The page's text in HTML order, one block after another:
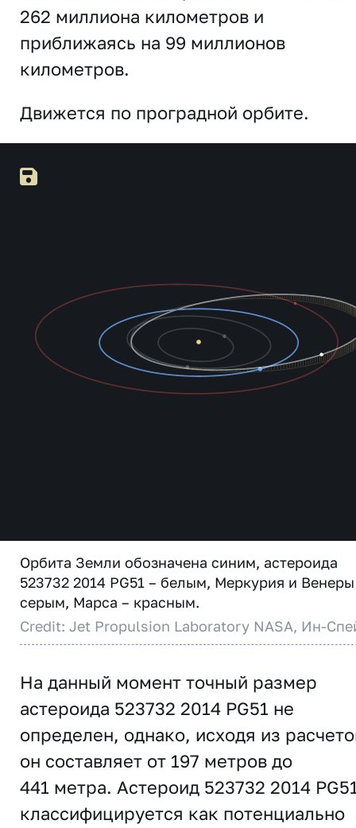
262 миллиона километров и
приближаясь на 99 миллионов
километров.
Движется по проградной орбите.
Орбита Земли обозначена синим, астероида
523732 2014 PG51 – белым, Меркурия и
серым, Марса – красным.
Credit: Jet Propulsion Laboratory NASA, Ин-
На данный момент точный размер
астероида 523732 2014 PG51 не
определен, однако, исходя из
он составляет от 197 метров до
441 метра. Астероид 523732 2014
классифицируется как потенциально